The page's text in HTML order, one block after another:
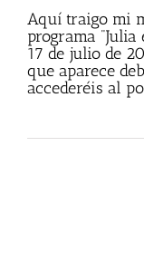
Aquí traigo mi
programa "Julia
17 de julio de
que aparece
accederéis al